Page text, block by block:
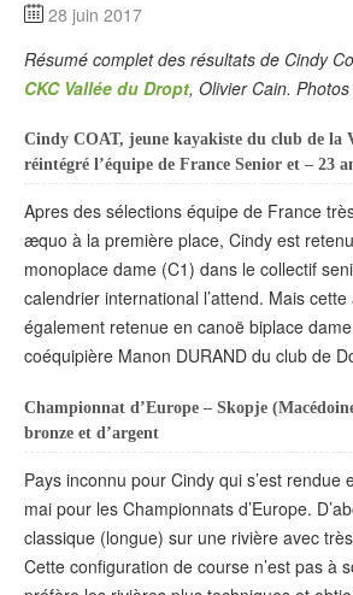
28 juin 2017
Résumé complet des résultats de Cindy
CKC Vallée du Dropt, Olivier Cain.
Cindy COAT, jeune kayakiste du club de la
réintégré l’équipe de France Senior et – 23
Apres des sélections équipe de France
æquo à la première place, Cindy est
monoplace dame (C1) dans le collectif
calendrier international l’attend. Mais
également retenue en canoë biplace
coéquipière Manon DURAND du club de
Championnat d’Europe – Skopje
bronze et d’argent
Pays inconnu pour Cindy qui s’est rendue
mai pour les Championnats d’Europe.
classique (longue) sur une rivière avec
Cette configuration de course n’est pas à